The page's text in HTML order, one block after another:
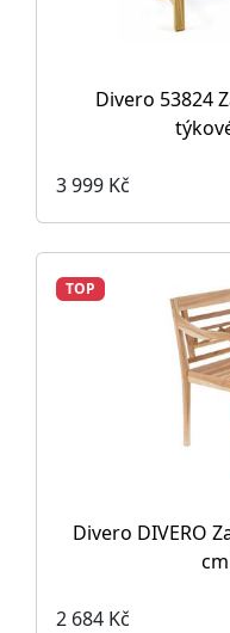
Divero 53824
3 999 Kč
TOP
Divero DIVERO
2 684 Kč